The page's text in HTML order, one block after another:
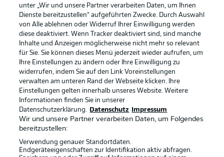
Common Ground
Mitfahrportal
BUNDESLIGA-GRUPPE
Sprachauswahl
Deutsch Anzeige Modus
BUNDESLIGA APP
Offizielle Partner
unter „Wir und unsere Partner verarbeiten Daten, um Ihnen
Dienste bereitzustellen“ aufgeführten Zwecke. Durch Auswahl
von Alle ablehnen oder Widerruf Ihrer Einwilligung werden
diese deaktiviert. Wenn Tracker deaktiviert sind, sind manche
Inhalte und Anzeigen möglicherweise nicht mehr so relevant
für Sie. Sie können dieses Menü jederzeit wieder aufrufen, um
Ihre Einstellungen zu ändern oder Ihre Einwilligung zu
widerrufen, indem Sie auf den Link Voreinstellungen
verwalten am unteren Rand der Webseite klicken. Ihre
Einstellungen gelten innerhalb unseres Website. Weitere
Informationen finden Sie in unserer
Datenschutzerklärung.
Datenschutz Impressum
Wir und unsere Partner verarbeiten Daten, um Folgendes
bereitzustellen:
Verwendung genauer Standortdaten.
Endgeräteeigenschaften zur Identifikation aktiv abfragen.